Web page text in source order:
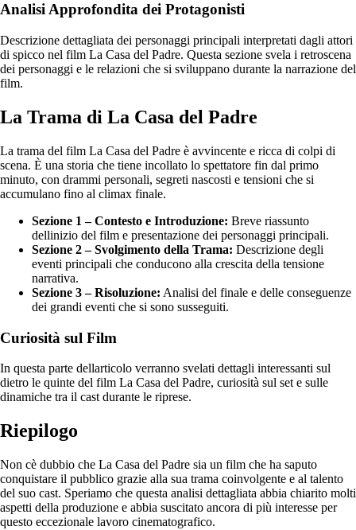
Analisi Approfondita dei Protagonisti
Descrizione dettagliata dei personaggi principali interpretati dagli attori
di spicco nel film La Casa del Padre. Questa sezione svela i retroscena
dei personaggi e le relazioni che si sviluppano durante la narrazione del
film.
La Trama di La Casa del Padre
La trama del film La Casa del Padre è avvincente e ricca di colpi di
scena. È una storia che tiene incollato lo spettatore fin dal primo
minuto, con drammi personali, segreti nascosti e tensioni che si
accumulano fino al climax finale.
Sezione 1 – Contesto e Introduzione: Breve riassunto
dellinizio del film e presentazione dei personaggi principali.
Sezione 2 – Svolgimento della Trama: Descrizione degli
eventi principali che conducono alla crescita della tensione
narrativa.
Sezione 3 – Risoluzione: Analisi del finale e delle conseguenze
dei grandi eventi che si sono susseguiti.
Curiosità sul Film
In questa parte dellarticolo verranno svelati dettagli interessanti sul
dietro le quinte del film La Casa del Padre, curiosità sul set e sulle
dinamiche tra il cast durante le riprese.
Riepilogo
Non cè dubbio che La Casa del Padre sia un film che ha saputo
conquistare il pubblico grazie alla sua trama coinvolgente e al talento
del suo cast. Speriamo che questa analisi dettagliata abbia chiarito molti
aspetti della produzione e abbia suscitato ancora di più interesse per
questo eccezionale lavoro cinematografico.